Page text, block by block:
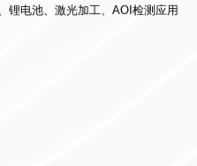
锂电池、激光加工、AOI检测应用